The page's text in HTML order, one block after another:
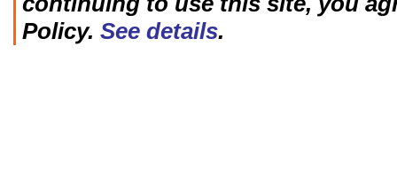
Policy. See details.